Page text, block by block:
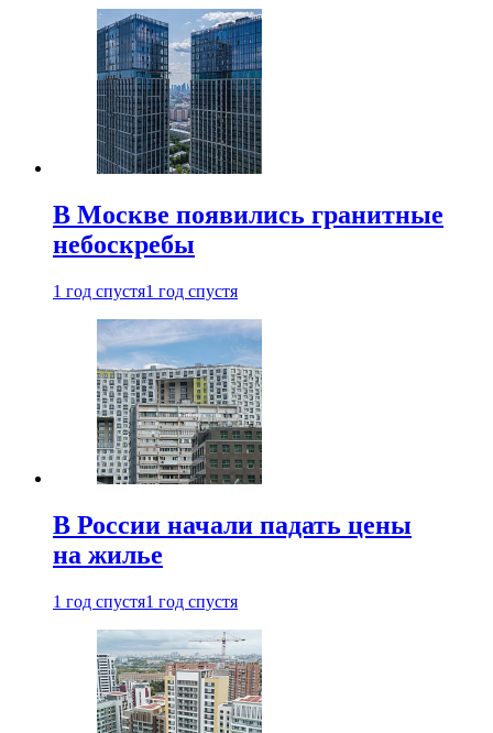
В Москве появились гранитные
небоскребы
1 год спустя1 год спустя
В России начали падать цены
на жилье
1 год спустя1 год спустя